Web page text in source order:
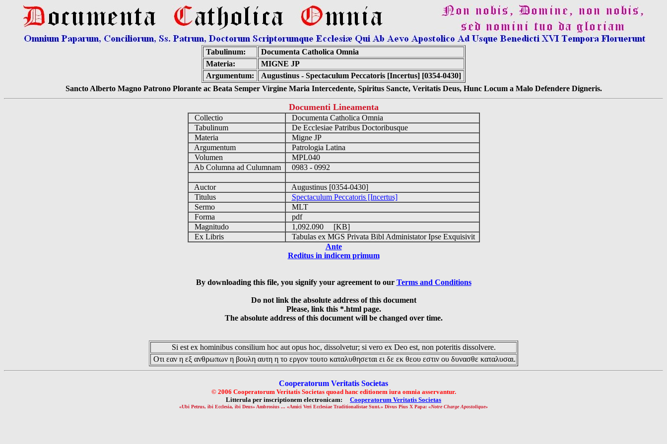
Tabulinum:
Documenta Catholica Omnia
Materia:
MIGNE JP
Argumentum:
Augustinus - Spectaculum Peccatoris [Incertus] [0354-0430]
Sancto Alberto Magno Patrono Plorante ac Beata Semper Virgine Maria Intercedente, Spiritus Sancte, Veritatis Deus, Hunc Locum a Malo Defendere Digneris.
Documenti Lineamenta
Collectio
Documenta Catholica Omnia
Tabulinum
De Ecclesiae Patribus Doctoribusque
Materia
Migne JP
Argumentum
Patrologia Latina
Volumen
MPL040
Ab Columna ad Culumnam
0983 - 0992
Auctor
Augustinus [0354-0430]
Titulus
Spectaculum Peccatoris [Incertus]
Sermo
MLT
Forma
pdf
Magnitudo
1,092.090 [KB]
Ex Libris
Tabulas ex MGS Privata Bibl Administator Ipse Exquisivit
Ante
Reditus in indicem primum
By downloading this file, you signify your agreement to our Terms and Conditions
Do not link the absolute address of this document
Please, link this *.html page.
The absolute address of this document will be changed over time.
Si est ex hominibus consilium hoc aut opus hoc, dissolvetur; si vero ex Deo est, non poteritis dissolvere.
Οτι εαν η εξ ανθρωπων η βουλη αυτη η το εργον τουτο καταλυθησεται ει δε εκ θεου εστιν ου δυνασθε καταλυσαι.
Cooperatorum Veritatis Societas
© 2006 Cooperatorum Veritatis Societas quoad hanc editionem iura omnia asservantur.
Litterula per inscriptionem electronicam: Cooperatorum Veritatis Societas
«Ubi Petrus, ibi Ecclesia, ibi Deus» Ambrosius ... «Amici Veri Ecclesiae Traditionalistae Sunt.» Divus Pius X Papa: «Notre Charge Apostolique»